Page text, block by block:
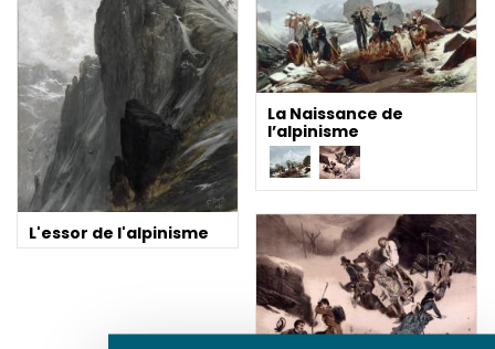
L'essor de l'alpinisme
La Naissance de
l’alpinisme